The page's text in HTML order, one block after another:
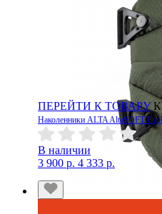
ПЕРЕЙТИ К ТОВАРУ
Наколенники ALTA AltaSOFT
В наличии
3 900 р. 4 333 р.